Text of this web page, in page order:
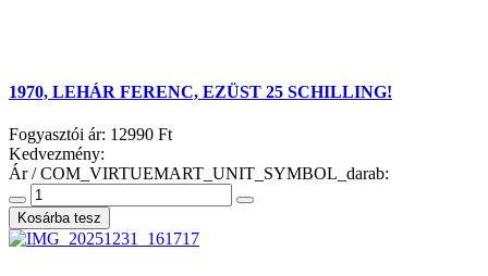
1970, LEHÁR FERENC, EZÜST 25 SCHILLING!
Fogyasztói ár: 12990 Ft
Kedvezmény:
Ár / COM_VIRTUEMART_UNIT_SYMBOL_darab: